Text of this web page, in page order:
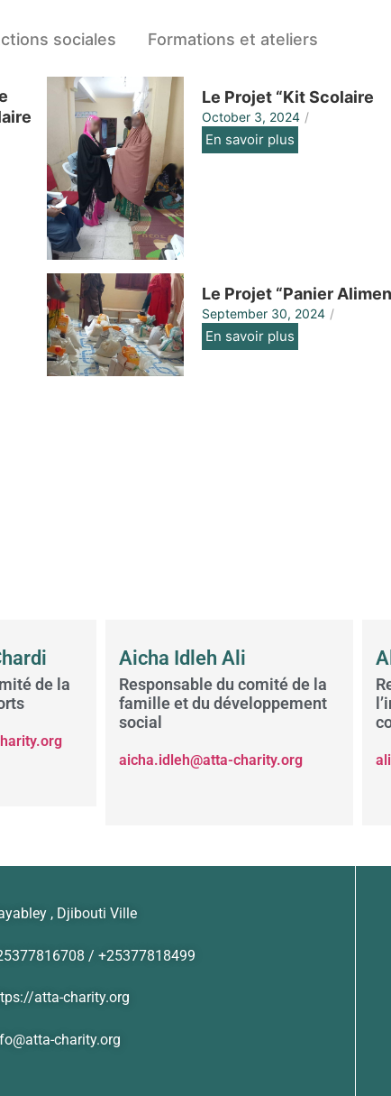
sociales Formations et ateliers
Le Projet “Kit Scolaire
October 3, 2024 /
En savoir plus
Le Projet “Panier
September 30, 2024 /
En savoir plus
de la
Aicha Idleh Ali
Responsable du comité de la
famille et du développement
social
aicha.idleh@atta-charity.org
, Djibouti Ville
/ +25377818499
atta-charity.org
charity.org